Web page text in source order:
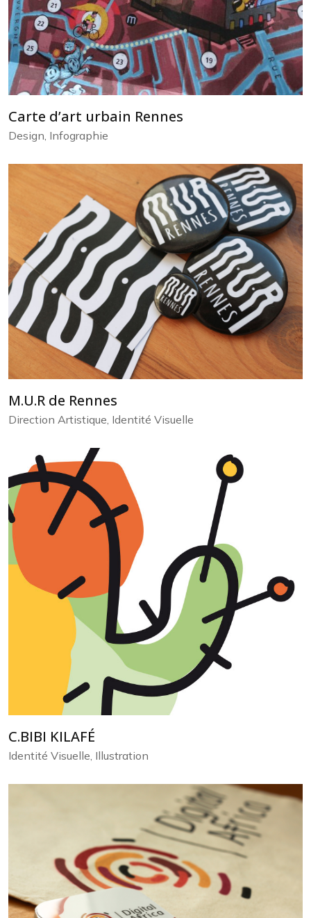
Carte d’art urbain Rennes
Design, Infographie
M.U.R de Rennes
Direction Artistique, Identité Visuelle
C.BIBI KILAFÉ
Identité Visuelle, Illustration